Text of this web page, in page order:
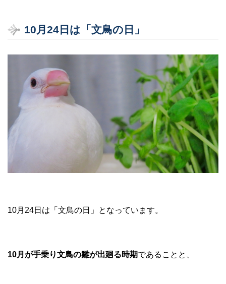
10月24日は「文鳥の日」
10月24日は「文鳥の日」となっています。
10月が手乗り文鳥の雛が出廻る時期であることと、